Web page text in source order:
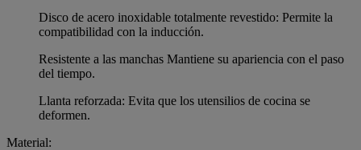
Disco de acero inoxidable totalmente revestido: Permite la
compatibilidad con la inducción.
Resistente a las manchas Mantiene su apariencia con el paso
del tiempo.
Llanta reforzada: Evita que los utensilios de cocina se
deformen.
Material: